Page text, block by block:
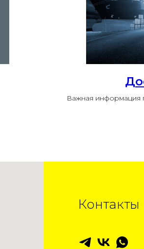
Важная информация
Контакты